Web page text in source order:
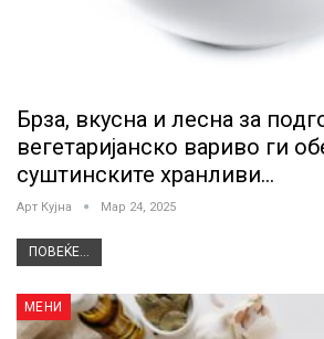
Брза, вкусна и лесна за
вегетаријанско вариво ги
суштинските хранливи…
Арт Кујна Мар 24, 2025
ПОВЕЌЕ...
МЕНИ